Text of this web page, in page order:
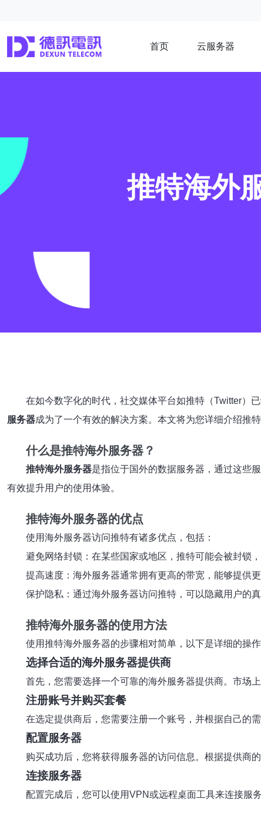
首页 云服务器
推特海外
在如今数字化的时代，社交媒体平台如推特（Twitter）
服务器成为了一个有效的解决方案。本文将为您详细介绍推
什么是推特海外服务器？
推特海外服务器是指位于国外的数据服务器，通过这些
有效提升用户的使用体验。
推特海外服务器的优点
使用海外服务器访问推特有诸多优点，包括：
避免网络封锁：在某些国家或地区，推特可能会被封锁
提高速度：海外服务器通常拥有更高的带宽，能够提供更
保护隐私：通过海外服务器访问推特，可以隐藏用户的
推特海外服务器的使用方法
使用推特海外服务器的步骤相对简单，以下是详细的操作
选择合适的海外服务器提供商
首先，您需要选择一个可靠的海外服务器提供商。市场
注册账号并购买套餐
在选定提供商后，您需要注册一个账号，并根据自己的
配置服务器
购买成功后，您将获得服务器的访问信息。根据提供商
连接服务器
配置完成后，您可以使用VPN或远程桌面工具来连接服